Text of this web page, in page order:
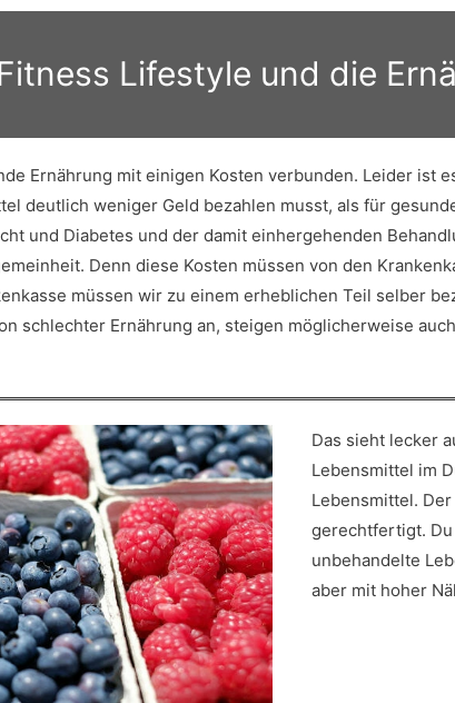
Lifestyle und die
Ernährung mit einigen Kosten verbunden. Leider ist
deutlich weniger Geld bezahlen musst, als für
und Diabetes und der damit einhergehenden
Denn diese Kosten müssen von den
müssen wir zu einem erheblichen Teil selber
schlechter Ernährung an, steigen möglicherweise
Das sieht lecker
Lebensmittel im
Lebensmittel.
gerechtfertigt.
unbehandelte
aber mit hoher